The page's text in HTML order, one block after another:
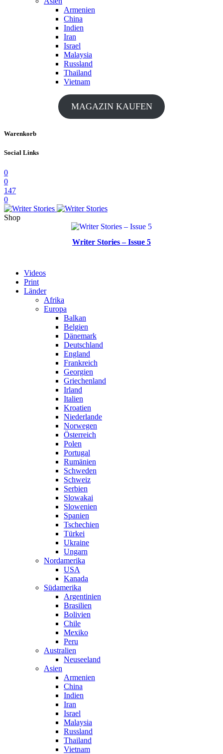
Armenien
China
Indien
Iran
Israel
Malaysia
Russland
Thailand
Vietnam
MAGAZIN KAUFEN
Warenkorb
Social Links
0
0
147
0
Shop
Writer Stories – Issue 5
Videos
Print
Länder
Afrika
Europa
Balkan
Belgien
Dänemark
Deutschland
England
Frankreich
Georgien
Griechenland
Irland
Italien
Kroatien
Niederlande
Norwegen
Österreich
Polen
Portugal
Rumänien
Schweden
Schweiz
Serbien
Slowakai
Slowenien
Spanien
Tschechien
Türkei
Ukraine
Ungarn
Nordamerika
USA
Kanada
Südamerika
Argentinien
Brasilien
Bolivien
Chile
Mexiko
Peru
Australien
Neuseeland
Asien
Armenien
China
Indien
Iran
Israel
Malaysia
Russland
Thailand
Vietnam